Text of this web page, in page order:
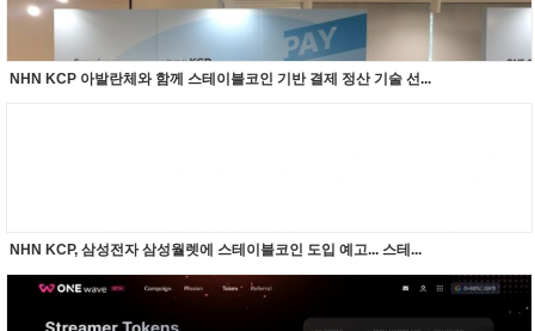
NHN KCP 아발란체와 함께 스테이블코인 기반 결제 정산 기술 선...
NHN KCP, 삼성전자 삼성월렛에 스테이블코인 도입 예고... 스테...